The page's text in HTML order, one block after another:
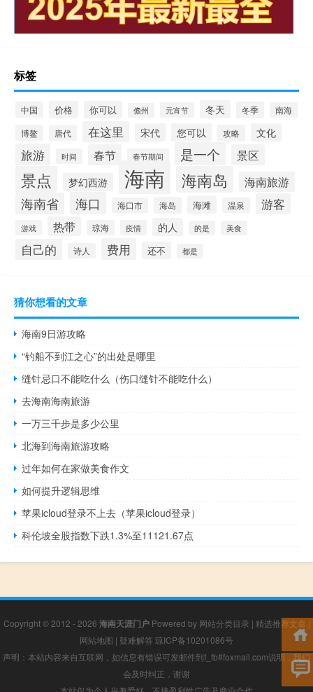
标签
中国 价格 你可以 儋州 元宵节 冬天 冬季 南海
博鳌 唐代 在这里 宋代 您可以 攻略 文化
旅游 时间 春节 春节期间 是一个 景区
景点 梦幻西游 海南 海南岛 海南旅游
海南省 海口 海口市 海岛 海滩 温泉 游客
游戏 热带 琼海 疫情 的人 的是 美食
自己的 诗人 费用 还不 都是
猜你想看的文章
海南9日游攻略
“钓船不到江之心”的出处是哪里
缝针忌口不能吃什么（伤口缝针不能吃什么）
去海南海南旅游
一万三千步是多少公里
北海到海南旅游攻略
过年如何在家做美食作文
如何提升逻辑思维
苹果icloud登录不上去（苹果icloud登录）
科伦坡全股指数下跌1.3%至11121.67点
Copyright © 2012 - 2026 海南天涯门户Powered by 网站分类目录 | 精选推荐文章 |
网站地图 | 疑难解答 琼ICP备10201086号
声明：本站内容来自互联网，如信息有错误可发邮件到f_fb#foxmail.com说明，我们
会及时纠正，谢谢